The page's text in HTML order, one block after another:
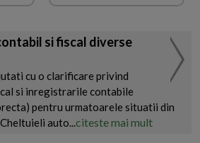
si fiscal diverse
cu o clarificare privind
si inregistrarile contabile
pentru urmatoarele situatii din
auto...citeste mai mult